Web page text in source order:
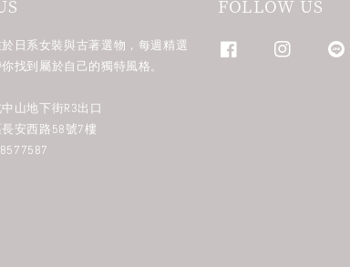
於日系女裝與古著選物，每週精選
找到屬於自己的獨特風格。
山地下街R3出口
安西路58號7樓
FOLLOW US